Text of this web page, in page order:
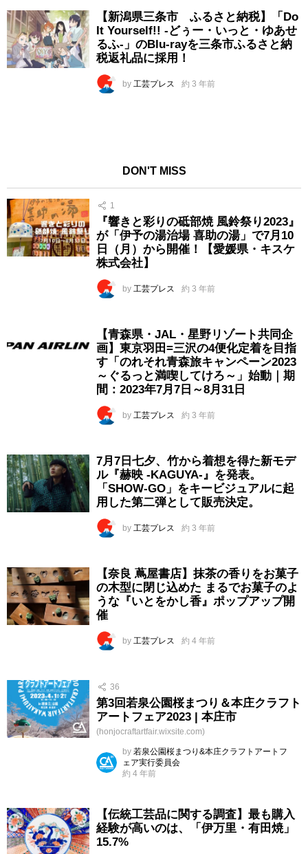
【新潟県三条市 ふるさと納税】「Do
It Yourself!! -どぅー・いっと・ゆあせ
るふ-」のBlu-rayを三条市ふるさと納
税返礼品に採用！
by 工芸プレス 約 3 年前
DON'T MISS
1
『響きと彩りの砥部焼 風鈴祭り2023』
が「伊予の湯治場 喜助の湯」で7月10
日（月）から開催！【愛媛県・キスケ
株式会社】
by 工芸プレス 約 3 年前
【青森県・JAL・星野リゾート共同企
画】東京羽田=三沢の4便化定着を目指
す「のれそれ青森旅キャンペーン2023
～ぐるっと満喫してけろ～」始動｜期
間：2023年7月7日～8月31日
by 工芸プレス 約 3 年前
7月7日七夕、竹から着想を得た新モデ
ル『赫映 -KAGUYA-』を発表。
「SHOW-GO」をキービジュアルに起
用した第二弾として販売決定。
by 工芸プレス 約 3 年前
【奈良 蔦屋書店】抹茶の香りをお菓子
の木型に閉じ込めた まるでお菓子のよ
うな『いとをかし香』ポップアップ開
催
by 工芸プレス 約 4 年前
36
第3回若泉公園桜まつり＆本庄クラフト
アートフェア2023 | 本庄市
(honjocraftartfair.wixsite.com)
by 若泉公園桜まつり&本庄クラフトアートフ
ェア実行委員会
約 4 年前
【伝統工芸品に関する調査】最も購入
経験が高いのは、「伊万里・有田焼」
15.7%